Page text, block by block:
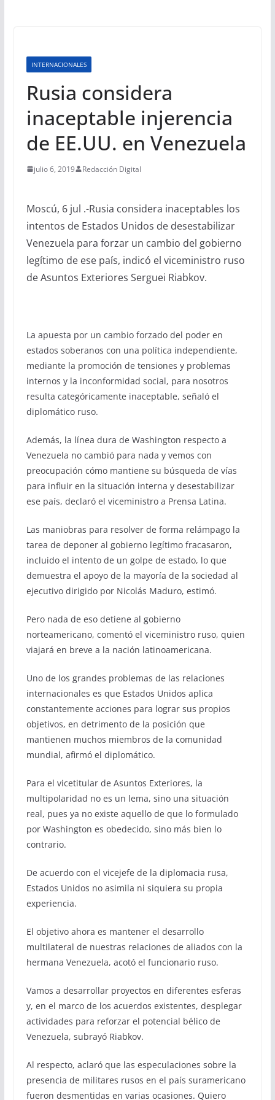
INTERNACIONALES
Rusia considera
inaceptable injerencia
de EE.UU. en Venezuela
julio 6, 2019 Redacción Digital
Moscú, 6 jul .-Rusia considera inaceptables los
intentos de Estados Unidos de desestabilizar
Venezuela para forzar un cambio del gobierno
legítimo de ese país, indicó el viceministro ruso
de Asuntos Exteriores Serguei Riabkov.
La apuesta por un cambio forzado del poder en
estados soberanos con una política independiente,
mediante la promoción de tensiones y problemas
internos y la inconformidad social, para nosotros
resulta categóricamente inaceptable, señaló el
diplomático ruso.
Además, la línea dura de Washington respecto a
Venezuela no cambió para nada y vemos con
preocupación cómo mantiene su búsqueda de vías
para influir en la situación interna y desestabilizar
ese país, declaró el viceministro a Prensa Latina.
Las maniobras para resolver de forma relámpago la
tarea de deponer al gobierno legítimo fracasaron,
incluido el intento de un golpe de estado, lo que
demuestra el apoyo de la mayoría de la sociedad al
ejecutivo dirigido por Nicolás Maduro, estimó.
Pero nada de eso detiene al gobierno
norteamericano, comentó el viceministro ruso, quien
viajará en breve a la nación latinoamericana.
Uno de los grandes problemas de las relaciones
internacionales es que Estados Unidos aplica
constantemente acciones para lograr sus propios
objetivos, en detrimento de la posición que
mantienen muchos miembros de la comunidad
mundial, afirmó el diplomático.
Para el vicetitular de Asuntos Exteriores, la
multipolaridad no es un lema, sino una situación
real, pues ya no existe aquello de que lo formulado
por Washington es obedecido, sino más bien lo
contrario.
De acuerdo con el vicejefe de la diplomacia rusa,
Estados Unidos no asimila ni siquiera su propia
experiencia.
El objetivo ahora es mantener el desarrollo
multilateral de nuestras relaciones de aliados con la
hermana Venezuela, acotó el funcionario ruso.
Vamos a desarrollar proyectos en diferentes esferas
y, en el marco de los acuerdos existentes, desplegar
actividades para reforzar el potencial bélico de
Venezuela, subrayó Riabkov.
Al respecto, aclaró que las especulaciones sobre la
presencia de militares rusos en el país suramericano
fueron desmentidas en varias ocasiones. Quiero